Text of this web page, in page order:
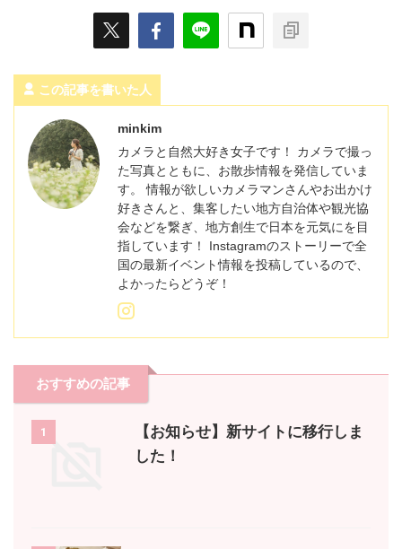
この記事を書いた人
minkim
カメラと自然大好き女子です！ カメラで撮っ
た写真とともに、お散歩情報を発信していま
す。 情報が欲しいカメラマンさんやお出かけ
好きさんと、集客したい地方自治体や観光協
会などを繋ぎ、地方創生で日本を元気にを目
指しています！ Instagramのストーリーで全
国の最新イベント情報を投稿しているので、
よかったらどうぞ！
おすすめの記事
1
【お知らせ】新サイトに移行しま
した！